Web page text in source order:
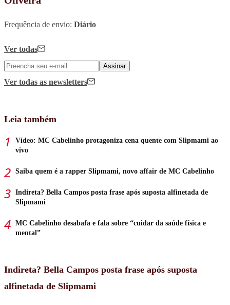
Frequência de envio: Diário
Ver todas
Assinar
Ver todas as newsletters
Leia também
Vídeo: MC Cabelinho protagoniza cena quente com Slipmami ao
vivo
Saiba quem é a rapper Slipmami, novo affair de MC Cabelinho
Indireta? Bella Campos posta frase após suposta alfinetada de
Slipmami
MC Cabelinho desabafa e fala sobre “cuidar da saúde física e
mental”
Indireta? Bella Campos posta frase após suposta
alfinetada de Slipmami